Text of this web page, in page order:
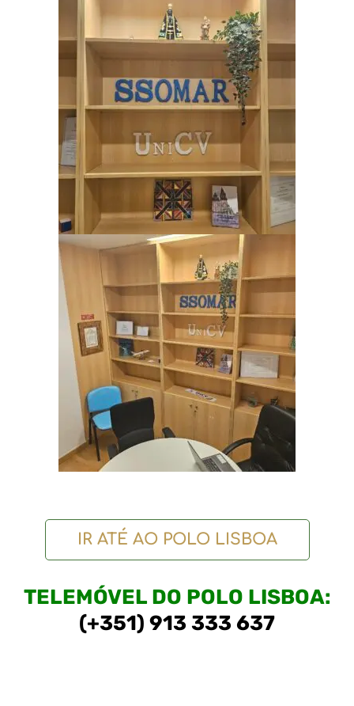
IR ATÉ AO POLO LISBOA
TELEMÓVEL DO POLO LISBOA:
(+351) 913 333 637